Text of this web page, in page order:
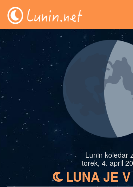
Lunin koledar
torek, 4. april
b LUNA JE